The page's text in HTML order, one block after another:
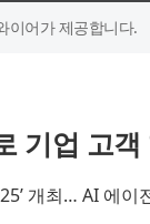
이어가 제공합니다.
기업 고
개최… AI 에